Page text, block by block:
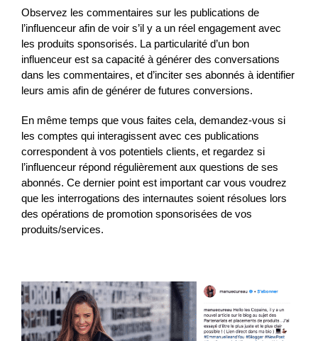
Observez les commentaires sur les publications de
l’influenceur afin de voir s’il y a un réel engagement avec
les produits sponsorisés. La particularité d’un bon
influenceur est sa capacité à générer des conversations
dans les commentaires, et d’inciter ses abonnés à identifier
leurs amis afin de générer de futures conversions.
En même temps que vous faites cela, demandez-vous si
les comptes qui interagissent avec ces publications
correspondent à vos potentiels clients, et regardez si
l’influenceur répond régulièrement aux questions de ses
abonnés. Ce dernier point est important car vous voudrez
que les interrogations des internautes soient résolues lors
des opérations de promotion sponsorisées de vos
produits/services.